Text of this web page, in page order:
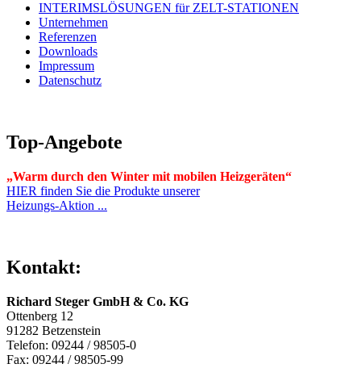
Vermietung, Verkauf, Service
INTERIMSLÖSUNGEN für ZELT-STATIONEN
Unternehmen
Referenzen
Downloads
Impressum
Datenschutz
Top-Angebote
„Warm durch den Winter mit mobilen Heizgeräten“
HIER finden Sie die Produkte unserer
Heizungs-Aktion ...
Kontakt:
Richard Steger GmbH & Co. KG
Ottenberg 12
91282 Betzenstein
Telefon: 09244 / 98505-0
Fax: 09244 / 98505-99